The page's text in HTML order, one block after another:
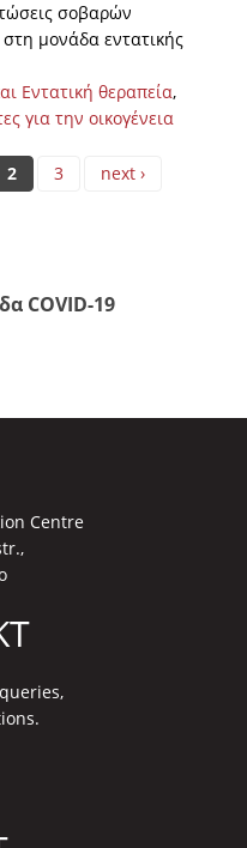
σοβαρών
μονάδα εντατικής
Εντατική θεραπεία,
για την οικογένεια
2 3 next ›
COVID-19
Centre